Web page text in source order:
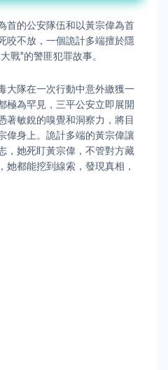
首的公安隊伍和以黃宗偉為首
咬不放，一個詭計多端擅於隱
戰"的警匪犯罪故事。
大隊在一次行動中意外繳獲一
極為罕見，三平公安立即展開
著敏銳的嗅覺和洞察力，將目
偉身上。詭計多端的黃宗偉讓
，她死盯黃宗偉，不管對方藏
都能挖到線索，發現真相，